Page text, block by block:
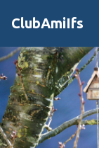
ClubAmiIfs